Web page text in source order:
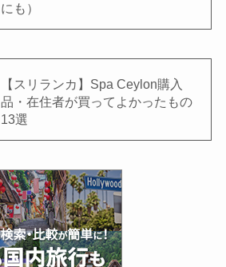
にも）
【スリランカ】Spa Ceylon購入
品・在住者が買ってよかったもの
13選